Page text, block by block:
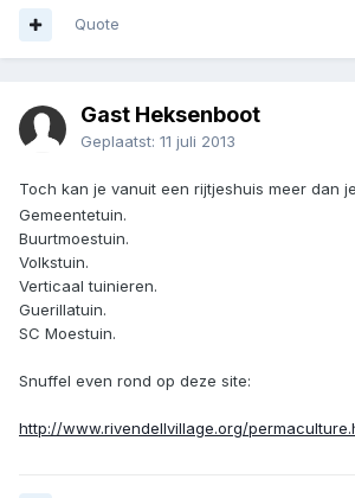
Quote
Gast Heksenboot
Geplaatst: 11 juli 2013
Toch kan je vanuit een rijtjeshuis meer dan
Gemeentetuin.
Buurtmoestuin.
Volkstuin.
Verticaal tuinieren.
Guerillatuin.
SC Moestuin.
Snuffel even rond op deze site:
http://www.rivendellvillage.org/